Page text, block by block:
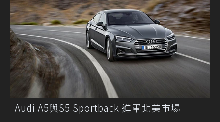
Audi A5與S5 Sportback 進軍北美市場